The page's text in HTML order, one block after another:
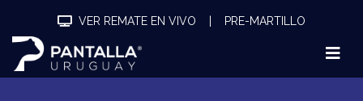
VER REMATE EN VIVO PRE-MARTILLO